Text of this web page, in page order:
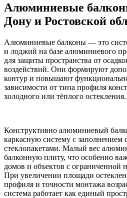
Алюминиевые
Дону и Ростовской
Алюминиевые балконы — это
и лоджий на базе алюминиевого
для защиты пространства от
воздействий. Они формируют
контур и повышают
зависимости от типа профиля
холодного или тёплого остекления.
Конструктивно алюминиевый
каркасную систему с заполнением
стеклопакетами. Малый вес
балконную плиту, что особенно
домов и объектов с ограниченной
При увеличении площади
профиля и точности монтажа
система работает как единый